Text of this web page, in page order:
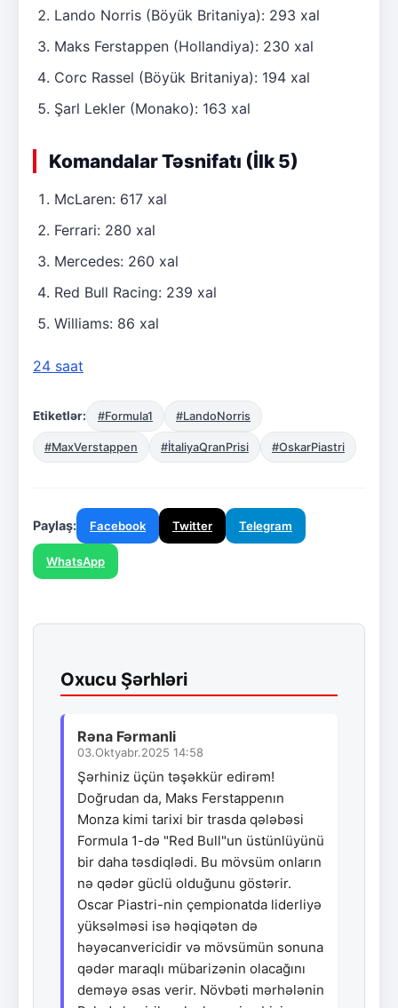
Lando Norris (Böyük Britaniya): 293 xal
Maks Ferstappen (Hollandiya): 230 xal
Corc Rassel (Böyük Britaniya): 194 xal
Şarl Lekler (Monako): 163 xal
Komandalar Təsnifatı (İlk 5)
McLaren: 617 xal
Ferrari: 280 xal
Mercedes: 260 xal
Red Bull Racing: 239 xal
Williams: 86 xal
24 saat
Etiketlər: #Formula1 #LandoNorris
#MaxVerstappen #İtaliyaQranPrisi #OskarPiastri
Paylaş: Facebook Twitter Telegram
WhatsApp
Oxucu Şərhləri
Rəna Fərmanli
03.Oktyabr.2025 14:58
Şərhiniz üçün təşəkkür edirəm!
Doğrudan da, Maks Ferstappenın
Monza kimi tarixi bir trasda qələbəsi
Formula 1-də "Red Bull"un üstünlüyünü
bir daha təsdiqlədi. Bu mövsüm onların
nə qədər güclü olduğunu göstərir.
Oscar Piastri-nin çempionatda liderliyə
yüksəlməsi isə həqiqətən də
həyəcanvericidir və mövsümün sonuna
qədər maraqlı mübarizənin olacağını
deməyə əsas verir. Növbəti mərhələnin